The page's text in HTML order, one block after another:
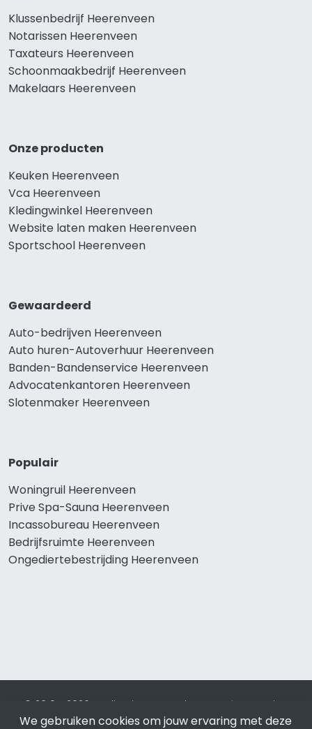
Klussenbedrijf Heerenveen
Notarissen Heerenveen
Taxateurs Heerenveen
Schoonmaakbedrijf Heerenveen
Makelaars Heerenveen
Onze producten
Keuken Heerenveen
Vca Heerenveen
Kledingwinkel Heerenveen
Website laten maken Heerenveen
Sportschool Heerenveen
Gewaardeerd
Auto-bedrijven Heerenveen
Auto huren-Autoverhuur Heerenveen
Banden-Bandenservice Heerenveen
Advocatenkantoren Heerenveen
Slotenmaker Heerenveen
Populair
Woningruil Heerenveen
Prive Spa-Sauna Heerenveen
Incassobureau Heerenveen
Bedrijfsruimte Heerenveen
Ongediertebestrijding Heerenveen
© 2019 - 2026 Realisatie en SEO door SEO-bureau
Lion
Internet. Betaal alleen voor bewezen resultaten?SEO
We gebruiken cookies om jouw ervaring met deze